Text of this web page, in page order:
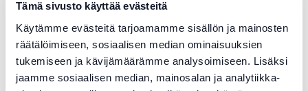
Tämä sivusto käyttää evästeitä
Käytämme evästeitä tarjoamamme sisällön ja mainosten
räätälöimiseen, sosiaalisen median ominaisuuksien
tukemiseen ja kävijämäärämme analysoimiseen. Lisäksi
jaamme sosiaalisen median, mainosalan ja analytiikka-
rukous. Kestjo 30 min. ja…
Lue lisää tapahtumasta Kesän rukoushetket